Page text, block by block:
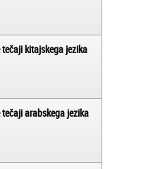
tečaji kitajskega jezika
tečaji arabskega jezika